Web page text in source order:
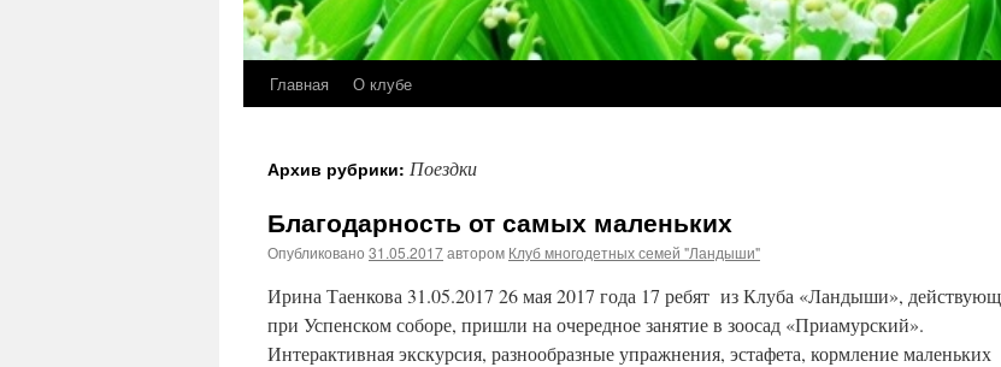
Перейти
содержимому
Главная О клубе
Архив рубрики: Поездки
Благодарность от самых маленьких
Опубликовано 31.05.2017автором Клуб многодетных семей "Ландыши"
Ирина Таенкова 31.05.2017 26 мая 2017 года 17 ребят из Клуба «Ландыши»,
при Успенском соборе, пришли на очередное занятие в зоосад «Приамурский».
Интерактивная экскурсия, разнообразные упражнения, эстафета, кормление маленьких